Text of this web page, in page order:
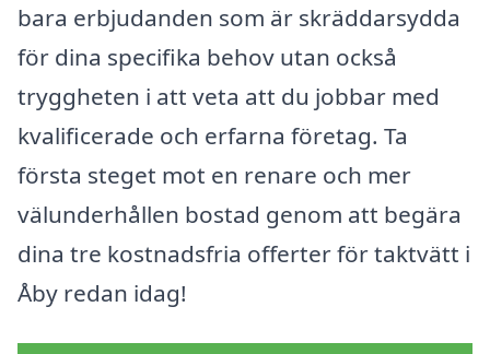
bara erbjudanden som är skräddarsydda
för dina specifika behov utan också
tryggheten i att veta att du jobbar med
kvalificerade och erfarna företag. Ta
första steget mot en renare och mer
välunderhållen bostad genom att begära
dina tre kostnadsfria offerter för taktvätt i
Åby redan idag!